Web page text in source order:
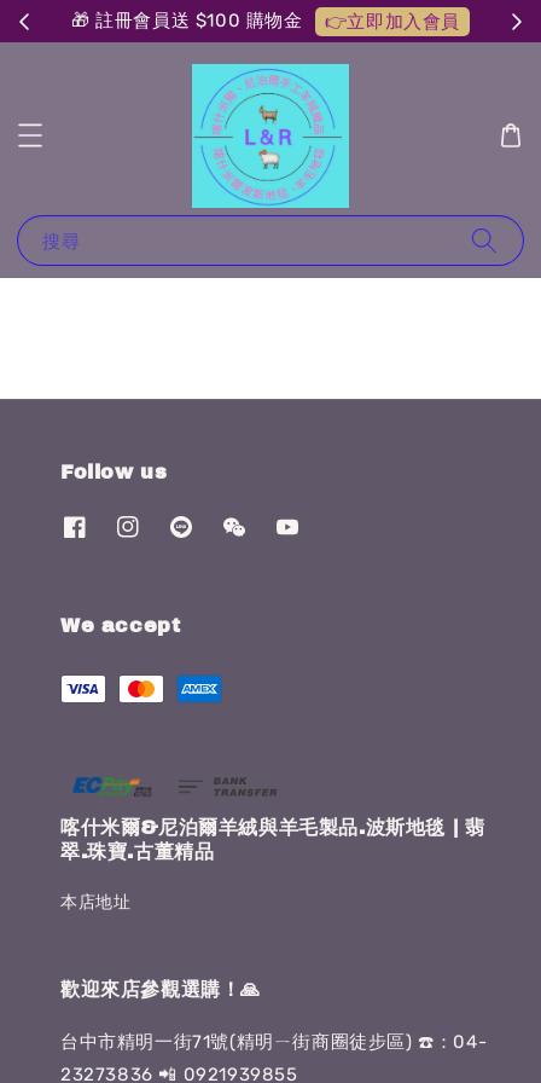
🎁 註冊會員送 $100 購物金 👉立即加入會員
搜尋
Follow us
We accept
喀什米爾&尼泊爾羊絨與羊毛製品.波斯地毯 | 翡
翠.珠寶.古董精品
本店地址
歡迎來店參觀選購！🙏
台中市精明一街71號(精明ㄧ街商圈徒步區) ☎️：04-
23273836 📲 0921939855